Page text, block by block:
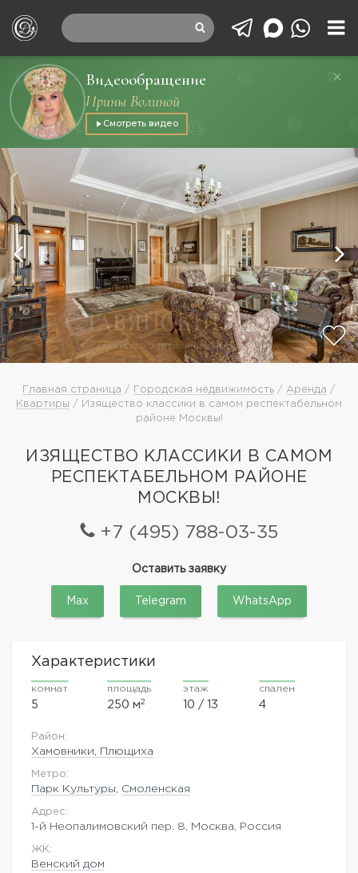
Видеообращение
Ирины Волиной
Смотреть видео
Главная страница / Городская недвижимость / Аренда /
Квартиры / Изящество классики в самом респектабельном
районе Москвы!
ИЗЯЩЕСТВО КЛАССИКИ В САМОМ
РЕСПЕКТАБЕЛЬНОМ РАЙОНЕ
МОСКВЫ!
+7 (495) 788-03-35
Оставить заявку
Max Telegram WhatsApp
Характеристики
комнат
5
площадь
250 м2
этаж
10 / 13
спален
4
Район:
Хамовники, Плющиха
Метро:
Парк Культуры Смоленская
Адрес:
1-й Неопалимовский пер. 8, Москва, Россия
ЖK:
Венский дом